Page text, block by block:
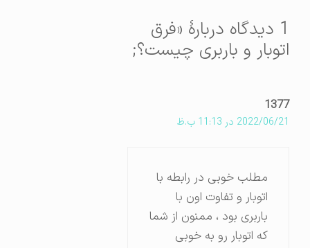
1 دیدگاه دربارهٔ «فرق
اتوبار و باربری چیست؟;
1377
2022/06/21 در 11:13 ب.ظ
مطلب خوبی در رابطه با
اتوبار و تفاوت اون با
باربری بود ، ممنون از شما
که اتوبار رو به خوبی